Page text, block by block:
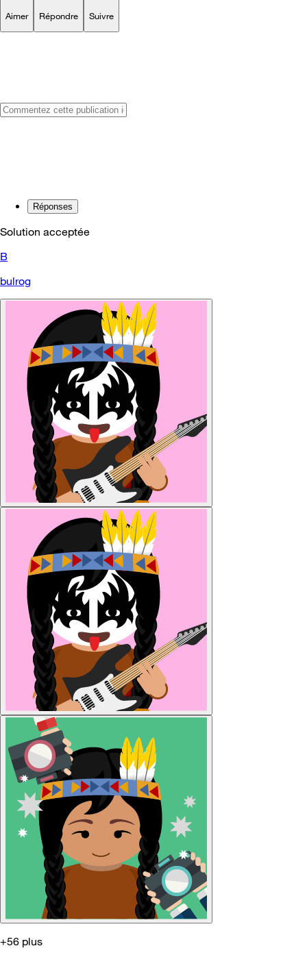
Aimer Répondre Suivre
Réponses
Solution acceptée
B
bulrog
+56 plus